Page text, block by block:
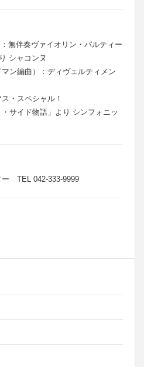
無伴奏ヴァイオリン・パルティー
シャコンヌ
ン編曲）：ディヴェルティメン
・スペシャル！
サイド物語」より シンフォニッ
ー TEL 042-333-9999